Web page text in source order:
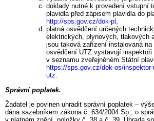
doklady nutné k provedení vstupní
plavidla před zápisem plavidla do
http://sps.gov.cz/dok-pl ,
platná osvědčení určených
elektrických, plynových, tlakových
jsou taková zařízení instalovaná
osvědčení UTZ vystavují inspektoři
v seznamu zveřejněném Státní
https://sps.gov.cz/dok-os/
utz.
Správní poplatek.
Žadatel je povinen uhradit správní poplatek –
dána sazebníkem zákona č. 634/2004 Sb., o